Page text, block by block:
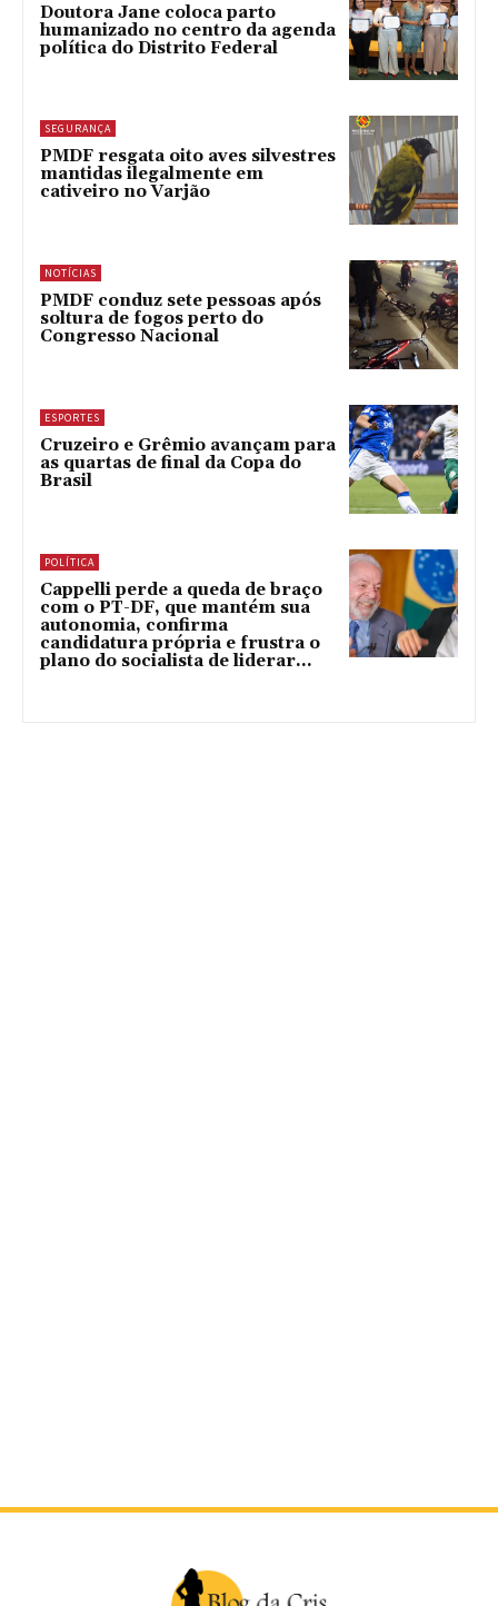
Doutora Jane coloca parto
humanizado no centro da agenda
política do Distrito Federal
SEGURANÇA
PMDF resgata oito aves silvestres
mantidas ilegalmente em
cativeiro no Varjão
NOTÍCIAS
PMDF conduz sete pessoas após
soltura de fogos perto do
Congresso Nacional
ESPORTES
Cruzeiro e Grêmio avançam para
as quartas de final da Copa do
Brasil
POLÍTICA
Cappelli perde a queda de braço
com o PT-DF, que mantém sua
autonomia, confirma
candidatura própria e frustra o
plano do socialista de liderar...